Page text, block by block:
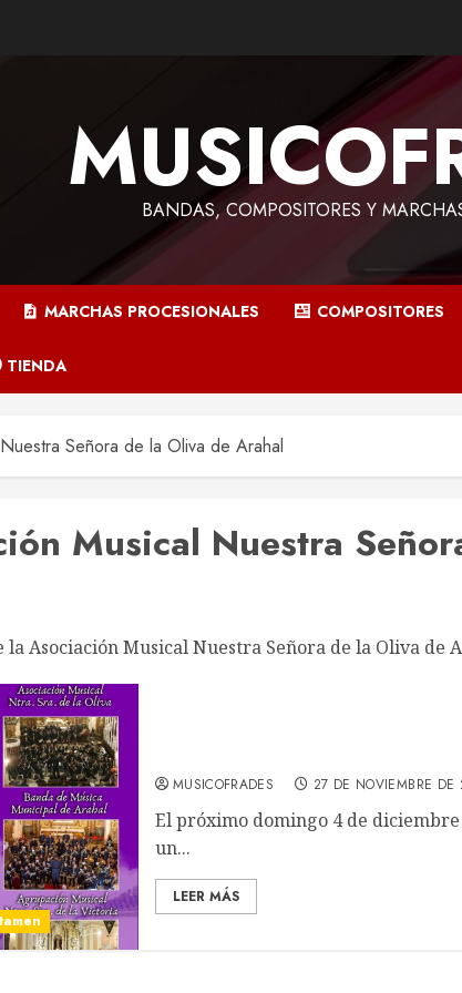
BANDAS, COMPOSITORES Y
MARCHAS PROCESIONALES COMPOSITORES
TIENDA
Señora de la Oliva de Arahal
Musical Nuestra
Asociación Musical Nuestra Señora de la Oliva de
MUSICOFRADES 27 DE NOVIEMBRE DE
El próximo domingo 4 de
un...
LEER MÁS